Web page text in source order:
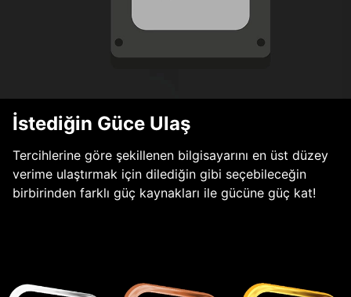
İstediğin Güce Ulaş
Tercihlerine göre şekillenen bilgisayarını en üst düzey
verime ulaştırmak için dilediğin gibi seçebileceğin
birbirinden farklı güç kaynakları ile gücüne güç kat!